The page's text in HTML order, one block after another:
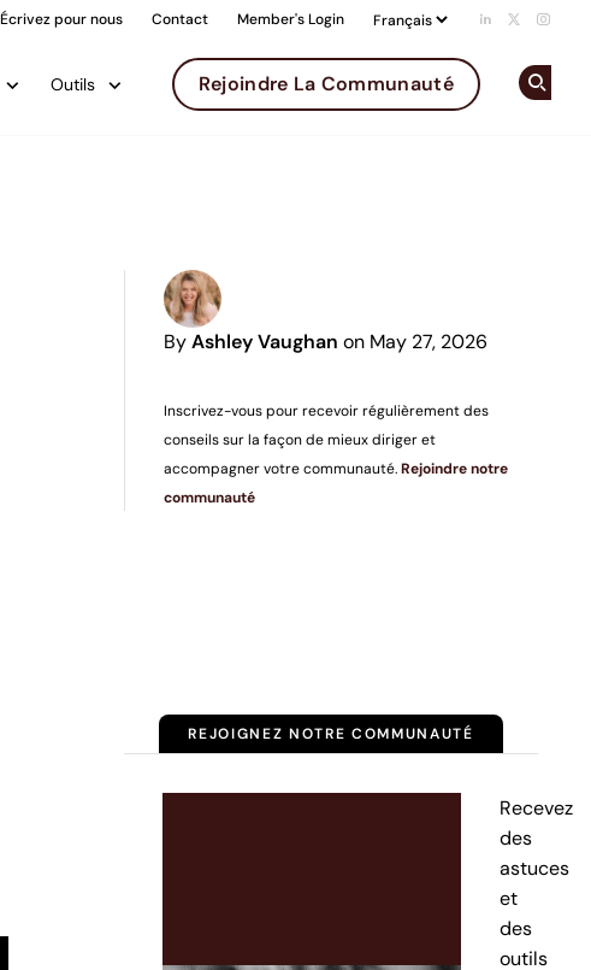
Écrivez pour nous Contact Member's Login Add us on
Follow
Outils Rejoindre La Communauté
By Ashley Vaughan on May 27, 2026
Inscrivez-vous pour recevoir régulièrement des
conseils sur la façon de mieux diriger et
accompagner votre communauté. Rejoindre notre
communauté
REJOIGNEZ NOTRE COMMUNAUTÉ
Recevez
des
astuces
et
des
outils